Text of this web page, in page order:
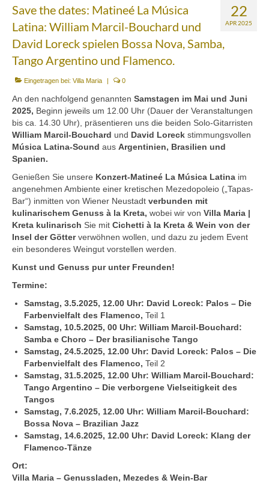
Mezedes & Salat
Getränke
News
Shop
Back- & Teigwaren
Bio-Olivenöl & Bio-Oliven
Eingelegtes & Eingekochtes
Früchte in Sirup, Honig & Marmelade
Küchenaccessoires
Kräuter, Tee & Salz
Wein, Raki & Ver juice
Kontakt
Downloads
Datenschutz
Impressum
22
APR 2025
Save the dates: Matineé La Música
Latina: William Marcil-Bouchard und
David Loreck spielen Bossa Nova, Samba,
Tango Argentino und Flamenco.
Eingetragen bei: Villa Maria | 0
An den nachfolgend genannten Samstagen im Mai und Juni
2025, Beginn jeweils um 12.00 Uhr (Dauer der Veranstaltungen
bis ca. 14.30 Uhr), präsentieren uns die beiden Solo-Gitarristen
William Marcil-Bouchard und David Loreck stimmungsvollen
Música Latina-Sound aus Argentinien, Brasilien und
Spanien.
Genießen Sie unsere Konzert-Matineé La Música Latina im
angenehmen Ambiente einer kretischen Mezedopoleio („Tapas-
Bar“) inmitten von Wiener Neustadt verbunden mit
kulinarischem Genuss à la Kreta, wobei wir von Villa Maria |
Kreta kulinarisch Sie mit Cichetti à la Kreta & Wein von der
Insel der Götterverwöhnen wollen, und dazu zu jedem Event
ein besonderes Weingut vorstellen werden.
Kunst und Genuss pur unter Freunden!
Termine:
Samstag, 3.5.2025, 12.00 Uhr: David Loreck: Palos – Die
Farbenvielfalt des Flamenco, Teil 1
Samstag, 10.5.2025, 00 Uhr: William Marcil-Bouchard:
Samba e Choro – Der brasilianische Tango
Samstag, 24.5.2025, 12.00 Uhr: David Loreck: Palos – Die
Farbenvielfalt des Flamenco, Teil 2
Samstag, 31.5.2025, 12.00 Uhr: William Marcil-Bouchard:
Tango Argentino – Die verborgene Vielseitigkeit des
Tangos
Samstag, 7.6.2025, 12.00 Uhr: William Marcil-Bouchard:
Bossa Nova – Brazilian Jazz
Samstag, 14.6.2025, 12.00 Uhr: David Loreck: Klang der
Flamenco-Tänze
Ort:
Villa Maria – Genussladen, Mezedes & Wein-Bar